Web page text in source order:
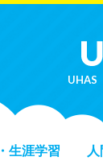
UHAS
生涯学習